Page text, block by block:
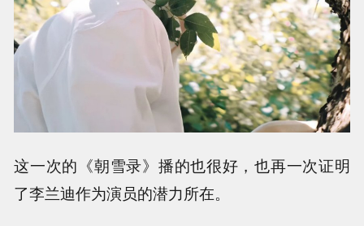
这一次的《朝雪录》播的也很好，也再一次证明
了李兰迪作为演员的潜力所在。